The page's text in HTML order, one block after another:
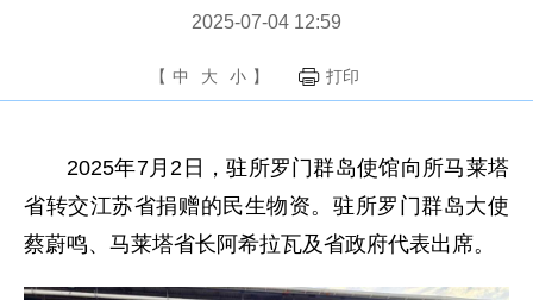
2025-07-04 12:59
【 中 大 小 】 打印
2025年7月2日，驻所罗门群岛使馆向所马莱塔
省转交江苏省捐赠的民生物资。驻所罗门群岛大使
蔡蔚鸣、马莱塔省长阿希拉瓦及省政府代表出席。